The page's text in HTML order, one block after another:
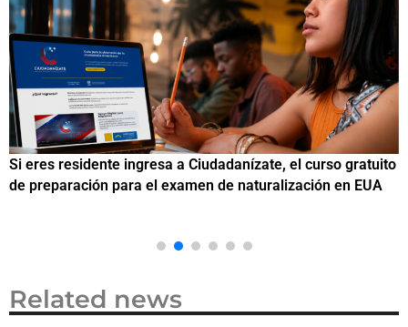
Si eres residente ingresa a Ciudadanízate, el curso gratuito
de preparación para el examen de naturalización en EUA
Related news